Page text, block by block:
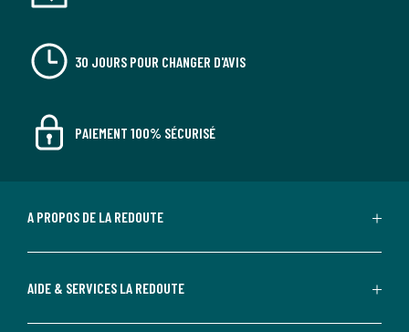
30 JOURS POUR CHANGER D'AVIS
PAIEMENT 100% SÉCURISÉ
A PROPOS DE LA REDOUTE
AIDE & SERVICES LA REDOUTE